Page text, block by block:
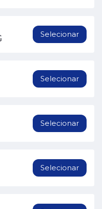
Selecionar
Selecionar
Selecionar
Selecionar